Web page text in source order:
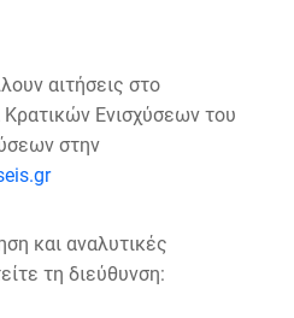
αιτήσεις στο
Ενισχύσεων του
στην
και αναλυτικές
τη διεύθυνση: